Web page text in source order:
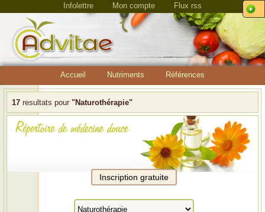
Infolettre Mon compte Flux rss
Accueil Nutriments Références
17 resultats pour "Naturothérapie"